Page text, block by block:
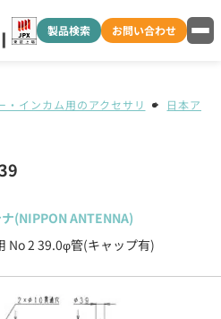
製品検索 お問い合わせ
・インカム用のアクセサリ 日本アン
(NIPPON ANTENNA)
No 2 39.0φ管(キャップ有)